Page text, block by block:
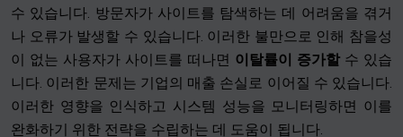
수 있습니다. 방문자가 사이트를 탐색하는 데 어려움을 겪거
나 오류가 발생할 수 있습니다. 이러한 불만으로 인해 참을성
이 없는 사용자가 사이트를 떠나면 이탈률이 증가할 수 있습
니다. 이러한 문제는 기업의 매출 손실로 이어질 수 있습니다.
이러한 영향을 인식하고 시스템 성능을 모니터링하면 이를
완화하기 위한 전략을 수립하는 데 도움이 됩니다.